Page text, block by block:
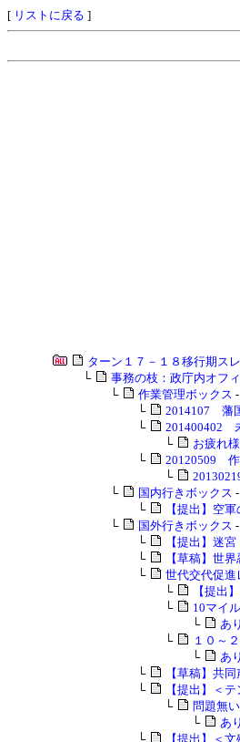
[ リストに戻る ]
ターン１７－１８移行期ス
└
事務の枝：政庁内オフ
└
作業管理ボックス
└
2014107 藩
└
201400402
└
お疲れ
└
20120509
└
└
国内行きボックス
└
【提出】空
└
国外行きボックス
└
【提出】迷
└
【草稿】世
└
世代交代促進
└
【提出
└
10マイル
└
あ
└
１０～
└
あ
└
【草稿】共
└
【提出】＜
└
問題無
└
あ
└
【提出】＜